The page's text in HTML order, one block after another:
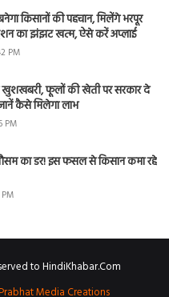
किसानों की पहचान, मिलेंगे भरपूर
का झंझट खत्म, ऐसे करें अप्लाई
PM
खुशखबरी, फूलों की खेती पर सरकार दे
कैसे मिलेगा लाभ
PM
का डर! इस फसल से किसान कमा रहे
to HindiKhabar.Com
Media Creations